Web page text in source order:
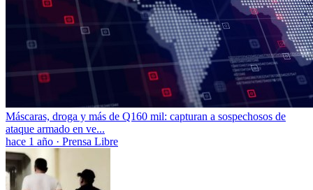
Máscaras, droga y más de Q160 mil: capturan a sospechosos de
ataque armado en ve...
hace 1 año · Prensa Libre